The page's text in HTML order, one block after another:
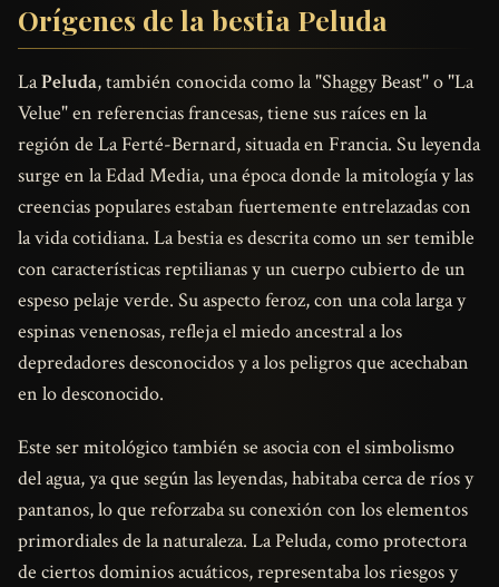
Orígenes de la bestia Peluda
LaPeluda, también conocida como la "Shaggy Beast" o "La
Velue" en referencias francesas, tiene sus raíces en la
región de La Ferté-Bernard, situada en Francia. Su leyenda
surge en la Edad Media, una época donde la mitología y las
creencias populares estaban fuertemente entrelazadas con
la vida cotidiana. La bestia es descrita como un ser temible
con características reptilianas y un cuerpo cubierto de un
espeso pelaje verde. Su aspecto feroz, con una cola larga y
espinas venenosas, refleja el miedo ancestral a los
depredadores desconocidos y a los peligros que acechaban
en lo desconocido.
Este ser mitológico también se asocia con el simbolismo
del agua, ya que según las leyendas, habitaba cerca de ríos y
pantanos, lo que reforzaba su conexión con los elementos
primordiales de la naturaleza. La Peluda, como protectora
de ciertos dominios acuáticos, representaba los riesgos y